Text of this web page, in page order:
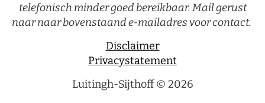
telefonisch minder goed bereikbaar. Mail gerust
naar naar bovenstaand e-mailadres voor contact.
Disclaimer
Privacystatement
Luitingh-Sijthoff © 2026